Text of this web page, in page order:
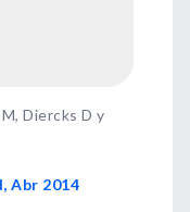
Diercks D y
Abr 2014